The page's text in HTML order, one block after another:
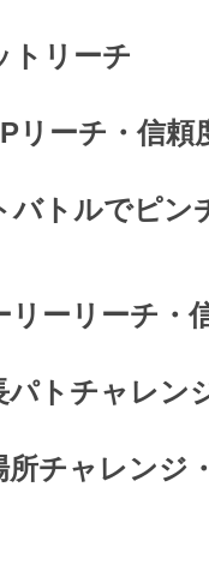
トリーチ
リーチ・信頼
バトルでピン
リーリーチ・
パトチャレ
所チャレンジ